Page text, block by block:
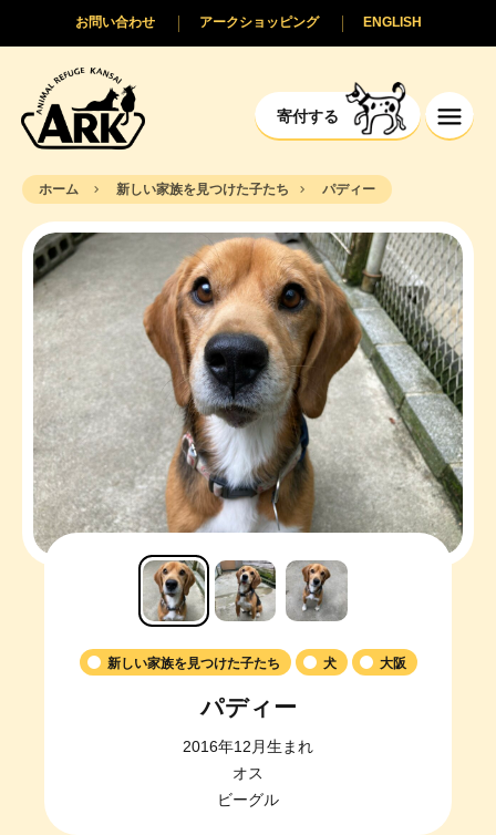
寄付する
ENGLISH
アークショッピング
お問い合わせ
ホーム 新しい家族を見つけた子たち パディー
新しい家族を見つけた子たち 犬 大阪
パディー
2016年12月生まれ
オス
ビーグル